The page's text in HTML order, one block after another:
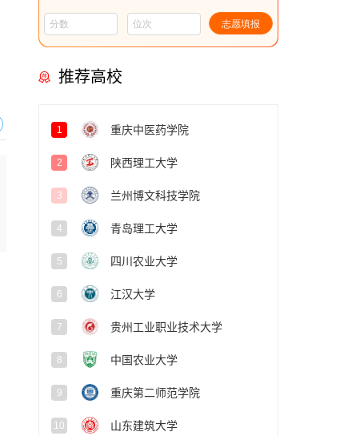
推荐高校
1 重庆中医药学院
2 陕西理工大学
3 兰州博文科技学院
4 青岛理工大学
5 四川农业大学
6 江汉大学
7 贵州工业职业技术大学
8 中国农业大学
9 重庆第二师范学院
10 山东建筑大学